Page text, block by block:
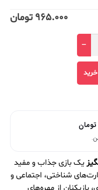
965.000 تومان
–
یک بازی جذاب و مفید
شناختی، اجتماعی و